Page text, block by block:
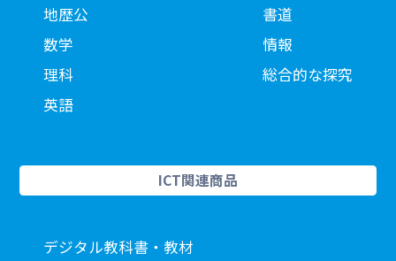
地歴公
数学
理科
英語
書道
情報
総合的な探究
ICT関連商品
デジタル教科書・教材